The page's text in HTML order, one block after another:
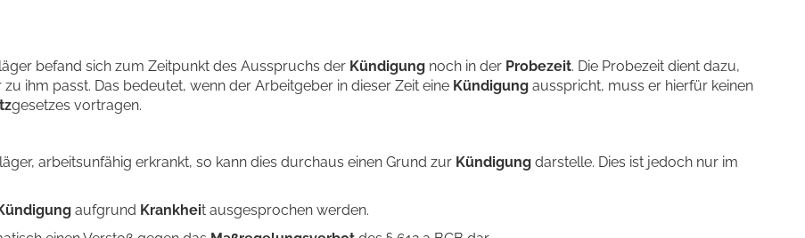
befand sich zum Zeitpunkt des Ausspruchs der Kündigung noch in der Probezeit. Die Probezeit dient dazu,
ihm passt. Das bedeutet, wenn der Arbeitgeber in dieser Zeit eine Kündigung ausspricht, muss er hierfür keinen
gesetzes vortragen.
arbeitsunfähig erkrankt, so kann dies durchaus einen Grund zur Kündigung darstelle. Dies ist jedoch nur im
aufgrund Krankheit ausgesprochen werden.